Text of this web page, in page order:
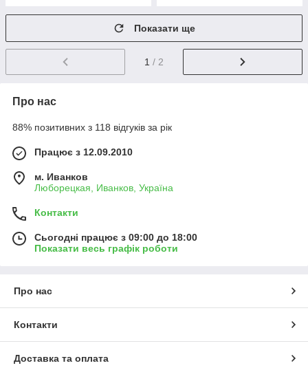
Показати ще
1 / 2
Про нас
88% позитивних з 118 відгуків за рік
Працює з 12.09.2010
м. Иванков
Люборецкая, Иванков, Україна
Контакти
Сьогодні працює з 09:00 до 18:00
Показати весь графік роботи
Про нас
Контакти
Доставка та оплата